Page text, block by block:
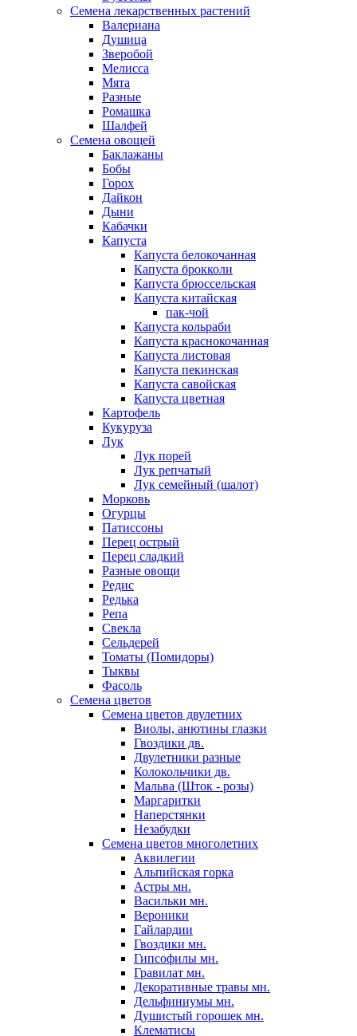
Семена лекарственных растений
Валериана
Душица
Зверобой
Мелисса
Мята
Разные
Ромашка
Шалфей
Семена овощей
Баклажаны
Бобы
Горох
Дайкон
Дыни
Кабачки
Капуста
Капуста белокочанная
Капуста брокколи
Капуста брюссельская
Капуста китайская
пак-чой
Капуста кольраби
Капуста краснокочанная
Капуста листовая
Капуста пекинская
Капуста савойская
Капуста цветная
Картофель
Кукуруза
Лук
Лук порей
Лук репчатый
Лук семейный (шалот)
Морковь
Огурцы
Патиссоны
Перец острый
Перец сладкий
Разные овощи
Редис
Редька
Репа
Свекла
Сельдерей
Томаты (Помидоры)
Тыквы
Фасоль
Семена цветов
Семена цветов двулетних
Виолы, анютины глазки
Гвоздики дв.
Двулетники разные
Колокольчики дв.
Мальва (Шток - розы)
Маргаритки
Наперстянки
Незабудки
Семена цветов многолетних
Аквилегии
Альпийская горка
Астры мн.
Васильки мн.
Вероники
Гайлардии
Гвоздики мн.
Гипсофилы мн.
Гравилат мн.
Декоративные травы мн.
Дельфиниумы мн.
Душистый горошек мн.
Клематисы